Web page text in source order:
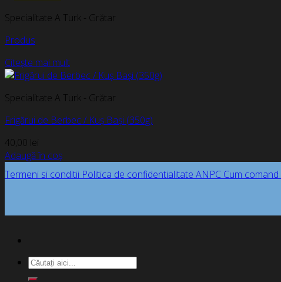
Specialitate A Turk - Grătar
Produs
Citește mai mult
Specialitate A Turk - Grătar
Frigărui de Berbec / Kuș Bași (350g)
40,00 lei
Adaugă în coș
Termeni si conditii Politica de confidentialitate ANPC Cum comand
Caută
după: